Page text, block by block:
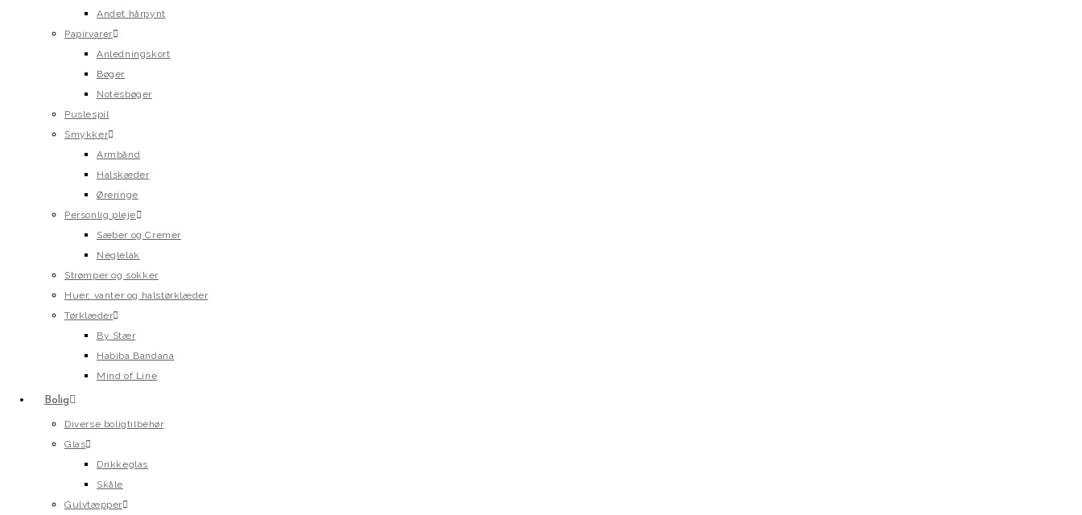
Andet hårpynt
Papirvarer
Anledningskort
Bøger
Notesbøger
Puslespil
Smykker
Armbånd
Halskæder
Øreringe
Personlig pleje
Sæber og Cremer
Neglelak
Strømper og sokker
Huer, vanter og halstørklæder
Tørklæder
By Stær
Habiba Bandana
Mind of Line
Bolig
Diverse boligtilbehør
Glas
Drikkeglas
Skåle
Gulvtæpper